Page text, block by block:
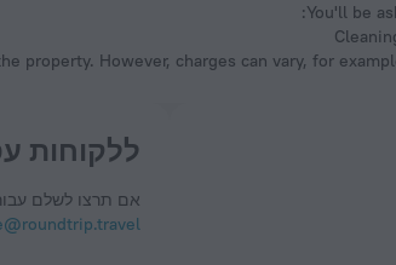
You'll be
property. However, charges can vary, for
ללקוחות
אם תרצו לשלם